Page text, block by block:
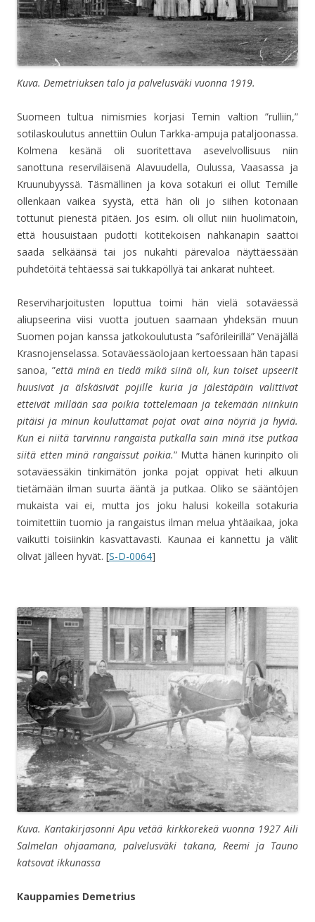
Kuva. Demetriuksen talo ja palvelusväki vuonna 1919.
Suomeen tultua nimismies korjasi Temin valtion ”rulliin,”
sotilaskoulutus annettiin Oulun Tarkka-ampuja pataljoonassa.
Kolmena kesänä oli suoritettava asevelvollisuus niin
sanottuna reserviläisenä Alavuudella, Oulussa, Vaasassa ja
Kruunubyyssä. Täsmällinen ja kova sotakuri ei ollut Temille
ollenkaan vaikea syystä, että hän oli jo siihen kotonaan
tottunut pienestä pitäen. Jos esim. oli ollut niin huolimatoin,
että housuistaan pudotti kotitekoisen nahkanapin saattoi
saada selkäänsä tai jos nukahti pärevaloa näyttäessään
puhdetöitä tehtäessä sai tukkapöllyä tai ankarat nuhteet.
Reserviharjoitusten loputtua toimi hän vielä sotaväessä
aliupseerina viisi vuotta joutuen saamaan yhdeksän muun
Suomen pojan kanssa jatkokoulutusta ”saförileirillä” Venäjällä
Krasnojenselassa. Sotaväessäolojaan kertoessaan hän tapasi
sanoa, ”että minä en tiedä mikä siinä oli, kun toiset upseerit
huusivat ja älskäsivät pojille kuria ja jälestäpäin valittivat
etteivät millään saa poikia tottelemaan ja tekemään niinkuin
pitäisi ja minun kouluttamat pojat ovat aina nöyriä ja hyviä.
Kun ei niitä tarvinnu rangaista putkalla sain minä itse putkaa
siitä etten minä rangaissut poikia.” Mutta hänen kurinpito oli
sotaväessäkin tinkimätön jonka pojat oppivat heti alkuun
tietämään ilman suurta ääntä ja putkaa. Oliko se sääntöjen
mukaista vai ei, mutta jos joku halusi kokeilla sotakuria
toimitettiin tuomio ja rangaistus ilman melua yhtäaikaa, joka
vaikutti toisiinkin kasvattavasti. Kaunaa ei kannettu ja välit
olivat jälleen hyvät. [S-D-0064]
Kuva. Kantakirjasonni Apu vetää kirkkorekeä vuonna 1927 Aili
Salmelan ohjaamana, palvelusväki takana, Reemi ja Tauno
katsovat ikkunassa
Kauppamies Demetrius